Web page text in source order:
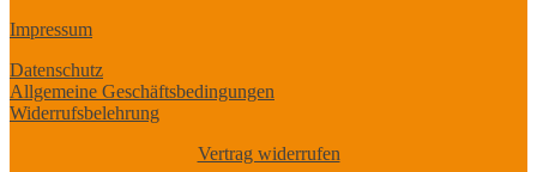
Impressum
Datenschutz
Allgemeine Geschäftsbedingungen
Widerrufsbelehrung
Vertrag widerrufen